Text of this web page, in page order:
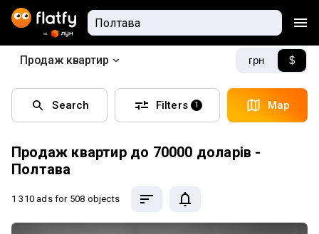
Продаж квартир грн $
Search Filters 1 Map
Продаж квартир до 70000 доларів -
Полтава
1 310 ads for 508 objects